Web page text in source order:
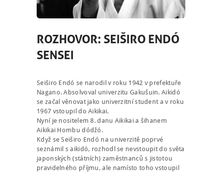
ROZHOVOR: SEIŠIRO ENDÓ
SENSEI
Seiširo Endó se narodil v roku 1942 v prefektuře
Nagano. Absolvoval univerzitu Gakušuin. Aikidó
se začal věnovat jako univerzitní student a v roku
1967 vstoupil do Aikikai.
Nyní je nositelem 8. danu Aikikai a šihanem
Aikikai Hombu dódžó.
Když se Seiširo Endó na univerzitě poprvé
seznámil s aikidó, rozhodl se nevstoupit do světa
japonských (státních) zaměstnanců s jistotou
pravidelného příjmu, ale namísto toho vstoupil